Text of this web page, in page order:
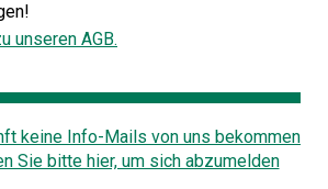
unseren AGB.
keine Info-Mails von uns bekommen
Sie bitte hier, um sich abzumelden